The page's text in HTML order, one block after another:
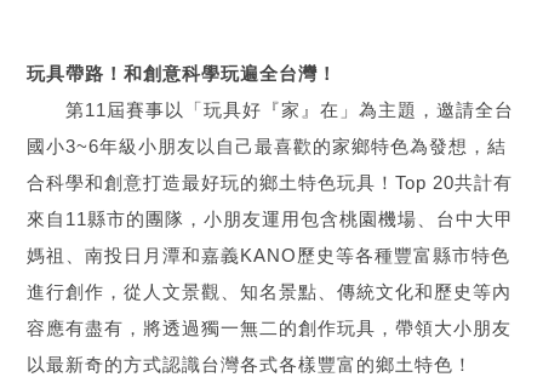
玩具帶路！和創意科學玩遍全台灣！
第11屆賽事以「玩具好『家』在」為主題，邀請全台
國小3~6年級小朋友以自己最喜歡的家鄉特色為發想，結
合科學和創意打造最好玩的鄉土特色玩具！Top 20共計有
來自11縣市的團隊，小朋友運用包含桃園機場、台中大甲
媽祖、南投日月潭和嘉義KANO歷史等各種豐富縣市特色
進行創作，從人文景觀、知名景點、傳統文化和歷史等內
容應有盡有，將透過獨一無二的創作玩具，帶領大小朋友
以最新奇的方式認識台灣各式各樣豐富的鄉土特色！